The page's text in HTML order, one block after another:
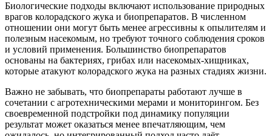
Биологические подходы включают использование природных
врагов колорадского жука и биопрепаратов. В численном
отношении они могут быть менее агрессивны к опылителям и
полезным насекомым, но требуют точного соблюдения сроков
и условий применения. Большинство биопрепаратов
основаны на бактериях, грибах или насекомых-хищниках,
которые атакуют колорадского жука на разных стадиях жизни.
Важно не забывать, что биопрепараты работают лучше в
сочетании с агротехническими мерами и мониторингом. Без
своевременной подстройки под динамику популяции
результат может оказаться менее впечатляющим, чем